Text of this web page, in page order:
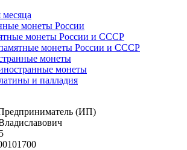
монеты России
монеты России и СССР
монеты России и СССР
монеты
монеты
и палладия
(ИП)